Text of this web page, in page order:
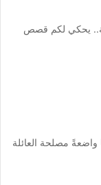
يحكي لكم قصص
مصلحة العائلة